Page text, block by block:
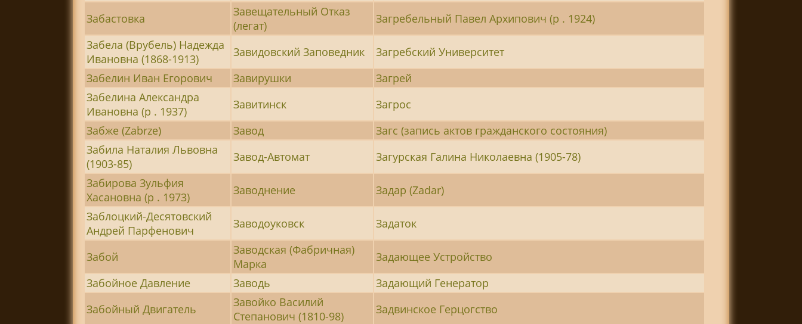
Забастовка
Завещательный Отказ
(легат)
Загребельный Павел Архипович (р . 1924)
Забела (Врубель) Надежда
Ивановна (1868-1913)
Завидовский Заповедник
Загребский Университет
Забелин Иван Егорович
Завирушки
Загрей
Забелина Александра
Ивановна (р . 1937)
Завитинск
Загрос
Забже (Zabrze)
Завод
Загс (запись актов гражданского состояния)
Забила Наталия Львовна
(1903-85)
Завод-Автомат
Загурская Галина Николаевна (1905-78)
Забирова Зульфия
Хасановна (р . 1973)
Заводнение
Задар (Zadar)
Заблоцкий-Десятовский
Андрей Парфенович
Заводоуковск Задаток
Забой
Заводская (Фабричная)
Марка
Задающее Устройство
Забойное Давление
Заводь
Задающий Генератор
Забойный Двигатель
Завойко Василий
Степанович (1810-98)
Задвинское Герцогство